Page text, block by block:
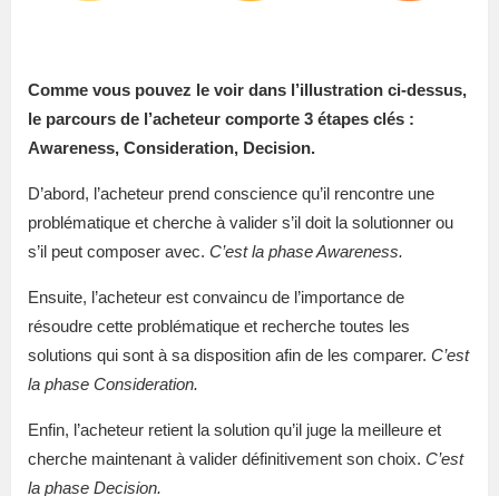
Comme vous pouvez le voir dans l’illustration ci-dessus,
le parcours de l’acheteur comporte 3 étapes clés :
Awareness, Consideration, Decision.
D’abord, l’acheteur prend conscience qu’il rencontre une
problématique et cherche à valider s’il doit la solutionner ou
s’il peut composer avec. C’est la phase Awareness.
Ensuite, l’acheteur est convaincu de l’importance de
résoudre cette problématique et recherche toutes les
solutions qui sont à sa disposition afin de les comparer. C’est
la phase Consideration.
Enfin, l’acheteur retient la solution qu’il juge la meilleure et
cherche maintenant à valider définitivement son choix. C’est
la phase Decision.